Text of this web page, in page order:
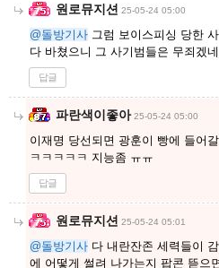
원로뮤지션 25-05-24 05:00
@돌방기사 그럼 보이스피싱 당한
다 바쳤으니 그 사기범들은 무죄겠
답글
파란색이좋아 25-05-24 05:00
이재명 당선되면 광훈이 빵에 들어
ㅋㅋㅋㅋㅋ 지능좀 ㅠㅠ
답글
원로뮤지션 25-05-24 05:01
@돌방기사 다 내란잔존 세력들이
에 어떻게 썰려 나가는지 팝콘 뜯으